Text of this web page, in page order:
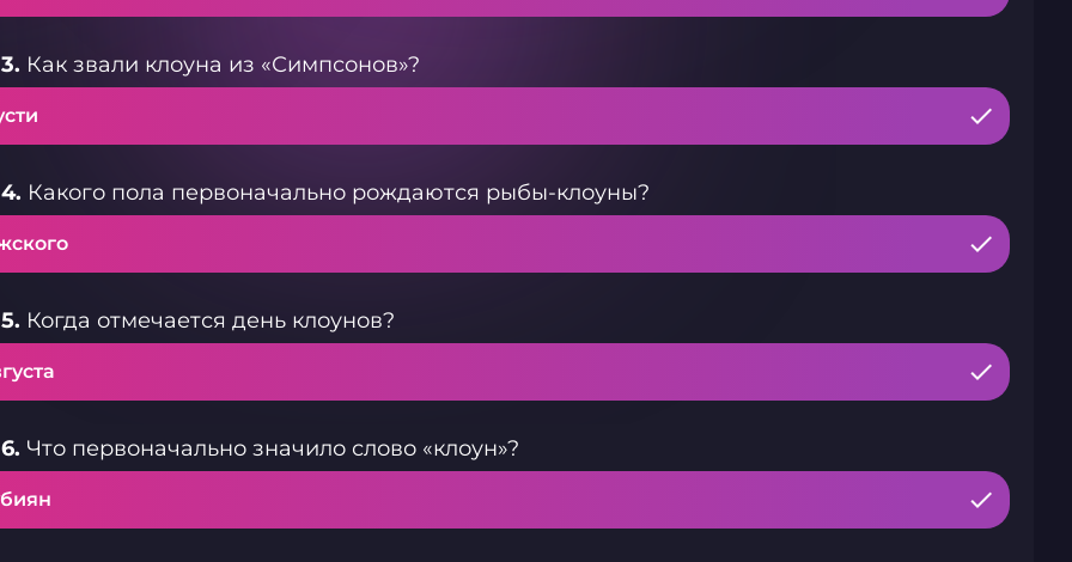
Как звали клоуна из «Симпсонов»?
Какого пола первоначально рождаются рыбы-клоуны?
Когда отмечается день клоунов?
Что первоначально значило слово «клоун»?